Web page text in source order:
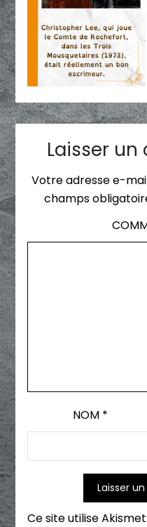
Laisser
Votre adresse e-
champs
NOM *
Ce site utilise